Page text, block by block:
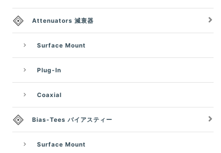
Attenuators 減衰器
Surface Mount
Plug-In
Coaxial
Bias-Tees バイアスティー
Surface Mount